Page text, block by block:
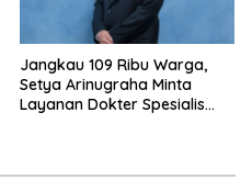
Jangkau 109 Ribu Warga,
Setya Arinugraha Minta
Layanan Dokter Spesialis